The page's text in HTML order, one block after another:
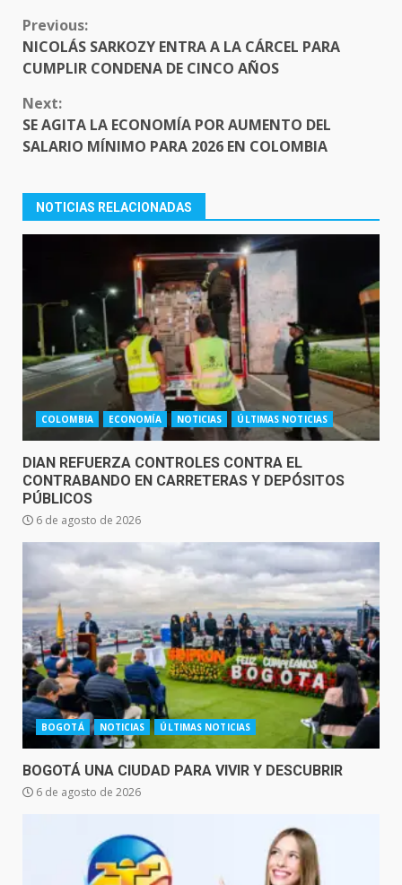
CONTINUE
READING
Previous:
NICOLÁS SARKOZY ENTRA A LA CÁRCEL PARA
CUMPLIR CONDENA DE CINCO AÑOS
Next:
SE AGITA LA ECONOMÍA POR AUMENTO DEL
SALARIO MÍNIMO PARA 2026 EN COLOMBIA
NOTICIAS RELACIONADAS
COLOMBIA ECONOMÍA NOTICIAS ÚLTIMAS NOTICIAS
DIAN REFUERZA CONTROLES CONTRA EL
CONTRABANDO EN CARRETERAS Y DEPÓSITOS
PÚBLICOS
6 de agosto de 2026
BOGOTÁ NOTICIAS ÚLTIMAS NOTICIAS
BOGOTÁ UNA CIUDAD PARA VIVIR Y DESCUBRIR
6 de agosto de 2026